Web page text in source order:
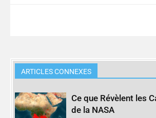
ARTICLES CONNEXES
Ce que Révèlent les
de la NASA